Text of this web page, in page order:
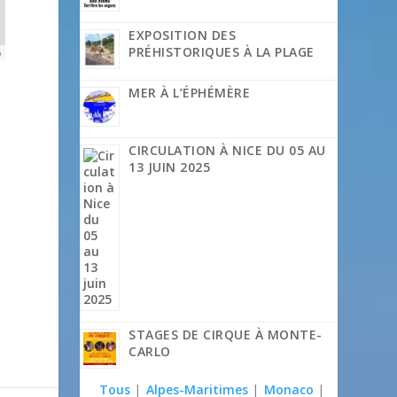
EXPOSITION DES
PRÉHISTORIQUES À LA PLAGE
MER À L’ÉPHÉMÈRE
CIRCULATION À NICE DU 05 AU
13 JUIN 2025
STAGES DE CIRQUE À MONTE-
CARLO
Tous | Alpes-Maritimes | Monaco |